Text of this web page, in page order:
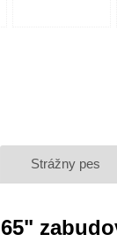
Strážny pes